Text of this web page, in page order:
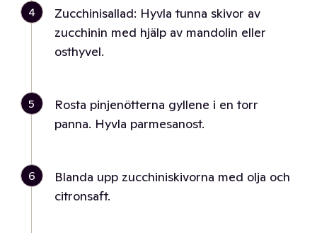
4
Zucchinisallad: Hyvla tunna skivor av
zucchinin med hjälp av mandolin eller
osthyvel.
5
Rosta pinjenötterna gyllene i en torr
panna. Hyvla parmesanost.
6
Blanda upp zucchiniskivorna med olja och
citronsaft.